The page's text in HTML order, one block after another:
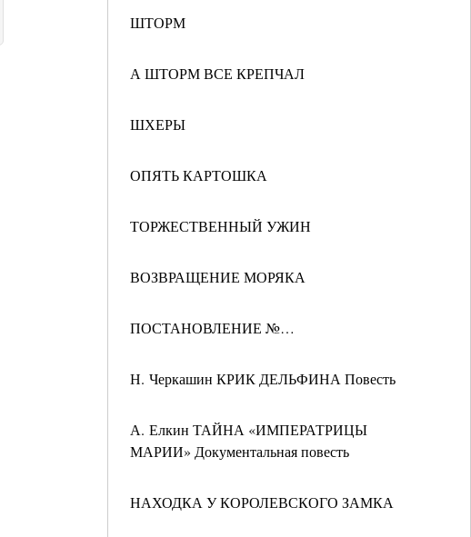
ШТОРМ
А ШТОРМ ВСЕ КРЕПЧАЛ
ШХЕРЫ
ОПЯТЬ КАРТОШКА
ТОРЖЕСТВЕННЫЙ УЖИН
ВОЗВРАЩЕНИЕ МОРЯКА
ПОСТАНОВЛЕНИЕ №…
Н. Черкашин КРИК ДЕЛЬФИНА Повесть
А. Елкин ТАЙНА «ИМПЕРАТРИЦЫ
МАРИИ» Документальная повесть
НАХОДКА У КОРОЛЕВСКОГО ЗАМКА